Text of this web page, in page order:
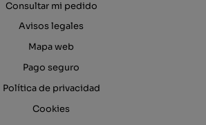
Consultar mi pedido
Avisos legales
Mapa web
Pago seguro
Política de privacidad
Cookies